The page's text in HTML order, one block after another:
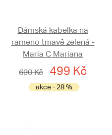
Dámská kabelka na
rameno tmavě zelená -
Maria C Mariana
690 Kč
499 Kč
akce - 28 %